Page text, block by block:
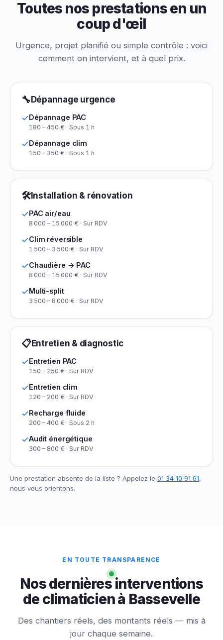
Toutes nos prestations en un
coup d'œil
Urgence, projet planifié ou simple contrôle : voici
comment on intervient, et à quel prix.
🔧 Dépannage urgence
Dépannage PAC
180 – 450 € · Sous 1 h
Dépannage clim
150 – 350 € · Sous 1 h
🛠Installation & rénovation
PAC air/eau
8 000 – 15 000 € · Sur RDV
Clim réversible
1 500 – 3 500 € · Sur RDV
Chaudière → PAC
8 000 – 15 000 € · Sur RDV
Multi-split
3 500 – 8 000 € · Sur RDV
📋Entretien & diagnostic
Entretien PAC
150 – 250 € · Sur RDV
Entretien clim
120 – 200 € · Sur RDV
Recharge fluide
200 – 400 € · Sous 2 h
Audit énergétique
300 – 800 € · Sur RDV
Une prestation absente de la liste ? Appelez le 01 34 10 91 61,
nous vous orientons.
EN TOUTE TRANSPARENCE
Nos dernières interventions
de climaticien à Bassevelle
Des chantiers réels, des montants réels — mis à
jour chaque semaine.